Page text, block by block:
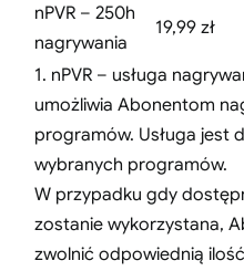
nPVR – 250h
nagrywania
19,99 zł
1. nPVR – usługa
umożliwia Abonentom
programów. Usługa jest
wybranych programów.
W przypadku gdy
zostanie wykorzystana,
zwolnić odpowiednią